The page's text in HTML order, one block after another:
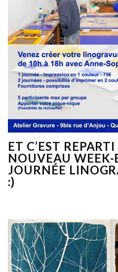
ET C’EST REPARTI
NOUVEAU WEEK-
JOURNÉE
:)